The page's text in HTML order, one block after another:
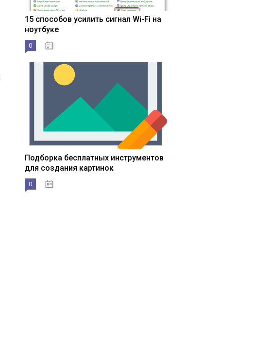
15 способов усилить сигнал Wi-Fi на
ноутбуке
0
Подборка бесплатных инструментов
для создания картинок
0